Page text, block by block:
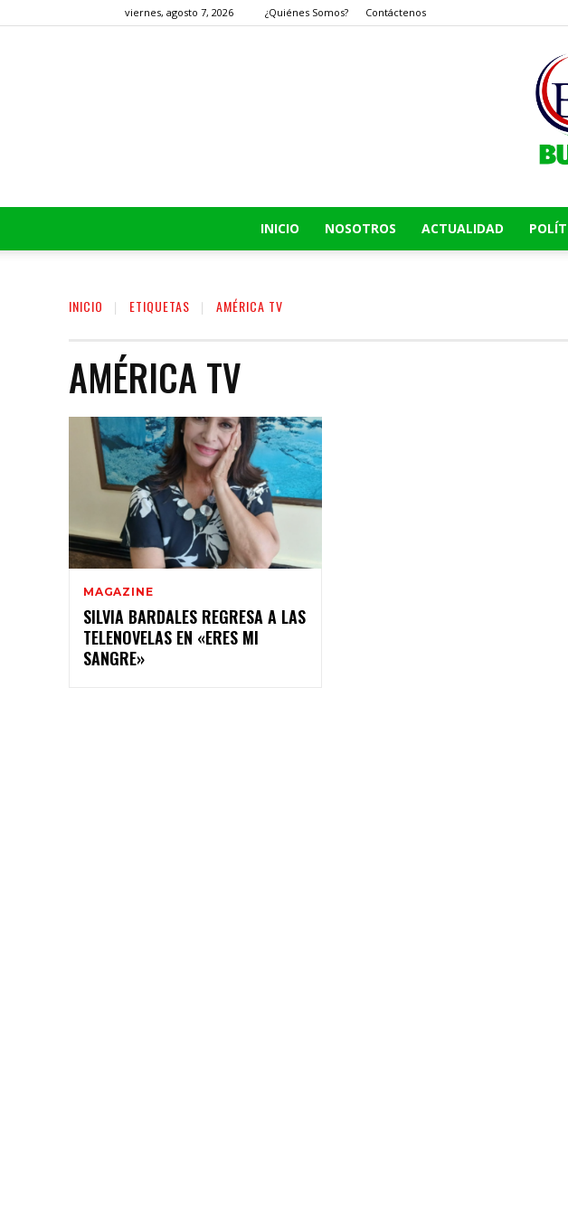
viernes, agosto 7, 2026 ¿Quiénes Somos? Contáctenos
INICIO NOSOTROS ACTUALIDAD
INICIO ETIQUETAS AMÉRICA TV
AMÉRICA TV
MAGAZINE
SILVIA BARDALES REGRESA A LAS
TELENOVELAS EN «ERES MI
SANGRE»